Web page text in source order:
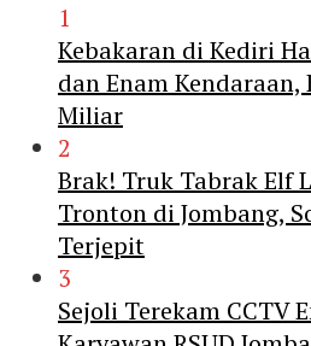
1
Kebakaran di Kediri
dan Enam Kendaraan,
Miliar
2
Brak! Truk Tabrak Elf
Tronton di Jombang,
Terjepit
3
Sejoli Terekam CCTV